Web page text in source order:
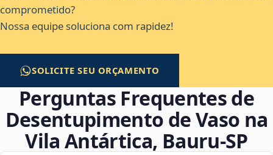
comprometido?
Nossa equipe soluciona com rapidez!
SOLICITE SEU ORÇAMENTO
Perguntas Frequentes de
Desentupimento de Vaso na
Vila Antártica, Bauru‑SP